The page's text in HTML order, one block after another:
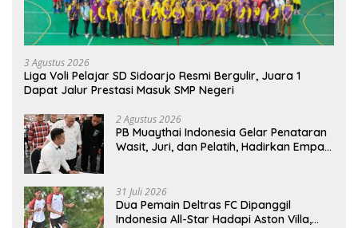
3 Agustus 2026
Liga Voli Pelajar SD Sidoarjo Resmi Bergulir, Juara 1
Dapat Jalur Prestasi Masuk SMP Negeri
2 Agustus 2026
PB Muaythai Indonesia Gelar Penataran
Wasit, Juri, dan Pelatih, Hadirkan Empat
31 Juli 2026
Dua Pemain Deltras FC Dipanggil
Indonesia All-Star Hadapi Aston Villa,